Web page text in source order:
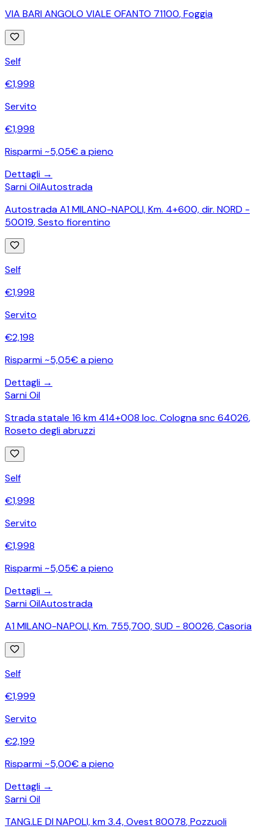
VIA BARI ANGOLO VIALE OFANTO 71100,Foggia
Self
€1,998
Servito
€1,998
Risparmi ~5,05€ a pieno
Dettagli →
Sarni OilAutostrada
Autostrada A1 MILANO-NAPOLI, Km. 4+600, dir. NORD -
50019,Sesto fiorentino
Self
€1,998
Servito
€2,198
Risparmi ~5,05€ a pieno
Dettagli →
Sarni Oil
Strada statale 16 km 414+008 loc. Cologna snc 64026,
Roseto degli abruzzi
Self
€1,998
Servito
€1,998
Risparmi ~5,05€ a pieno
Dettagli →
Sarni OilAutostrada
A1 MILANO-NAPOLI, Km. 755,700, SUD - 80026,Casoria
Self
€1,999
Servito
€2,199
Risparmi ~5,00€ a pieno
Dettagli →
Sarni Oil
TANG.LE DI NAPOLI, km 3.4, Ovest 80078,Pozzuoli